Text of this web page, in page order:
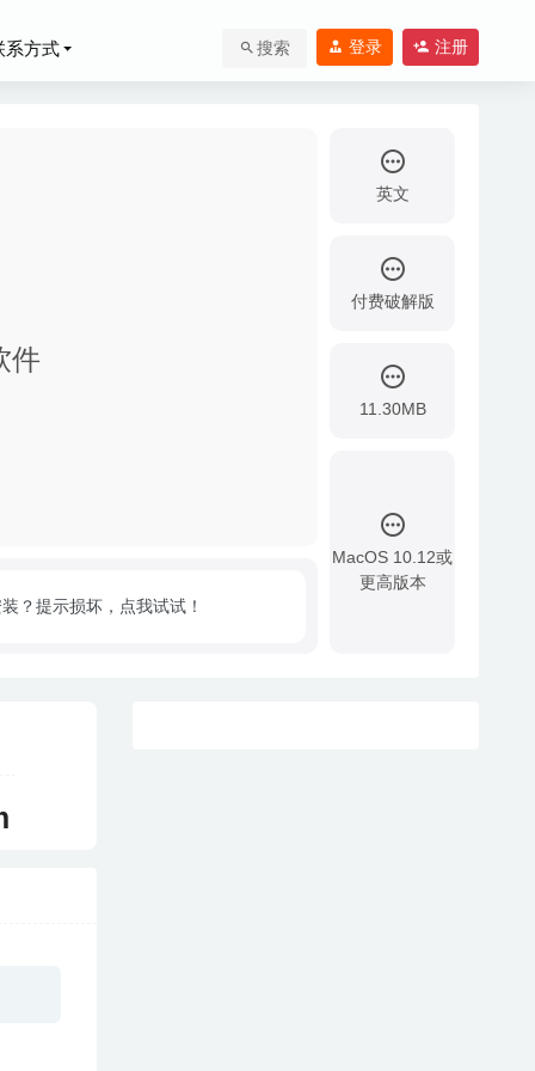
方式 搜索 登录 注册
件
英文
付费破解版
11.30MB
MacOS 10.12或
更高版本
？提示损坏，点我试试！